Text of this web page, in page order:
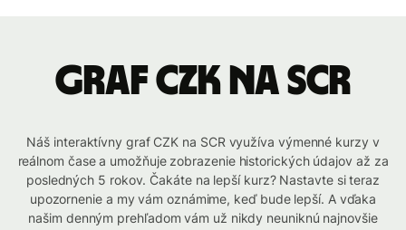
graf CZK na SCR
Náš interaktívny graf CZK na SCR využíva výmenné kurzy v
reálnom čase a umožňuje zobrazenie historických údajov až za
posledných 5 rokov. Čakáte na lepší kurz? Nastavte si teraz
upozornenie a my vám oznámime, keď bude lepší. A vďaka
našim denným prehľadom vám už nikdy neuniknú najnovšie